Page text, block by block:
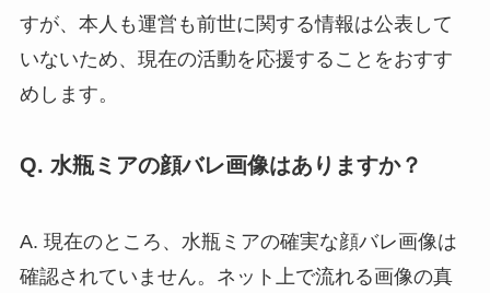
すが、本人も運営も前世に関する情報は公表して
いないため、現在の活動を応援することをおすす
めします。
Q. 水瓶ミアの顔バレ画像はありますか？
A. 現在のところ、水瓶ミアの確実な顔バレ画像は
確認されていません。ネット上で流れる画像の真